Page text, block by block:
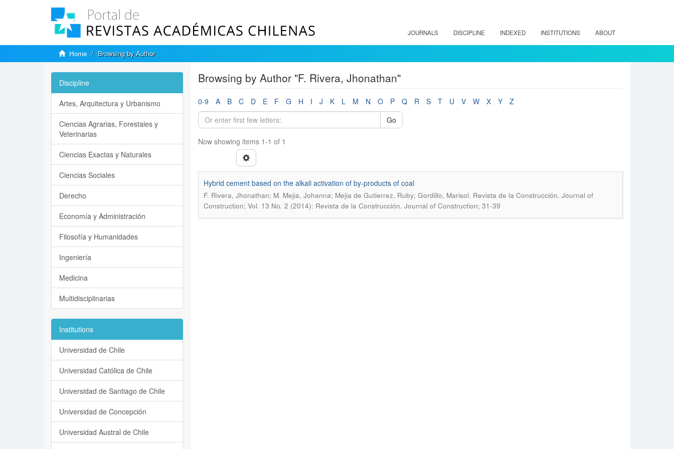
JOURNALS DISCIPLINE INDEXED INSTITUTIONS ABOUT
Home Browsing by Author
Browsing by Author "F. Rivera, Jhonathan"
0-9 A B C D E F G H I J K L M N O P Q R S T U V W X Y
Z
Go
Now showing items 1-1 of 1
Hybrid cement based on the alkali activation of by-products of coal
F. Rivera, Jhonathan; M. Mejia, Johanna; Mejia de Gutierrez, Ruby; Gordillo, Marisol. Revista de la Construcción. Journal of
Construction; Vol. 13 No. 2 (2014): Revista de la Construcción. Journal of Construction; 31-39
Discipline
Artes, Arquitectura y Urbanismo
Ciencias Agrarias, Forestales y
Veterinarias
Ciencias Exactas y Naturales
Ciencias Sociales
Derecho
Economía y Administración
Filosofía y Humanidades
Ingeniería
Medicina
Multidisciplinarias
Institutions
Universidad de Chile
Universidad Católica de Chile
Universidad de Santiago de Chile
Universidad de Concepción
Universidad Austral de Chile